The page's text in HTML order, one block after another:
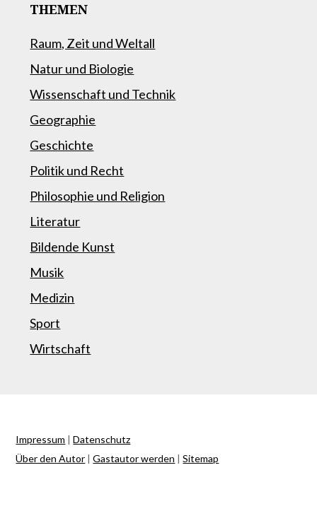
THEMEN
Raum, Zeit und Weltall
Natur und Biologie
Wissenschaft und Technik
Geographie
Geschichte
Politik und Recht
Philosophie und Religion
Literatur
Bildende Kunst
Musik
Medizin
Sport
Wirtschaft
Impressum |Datenschutz
Über den Autor |Gastautor werden |Sitemap